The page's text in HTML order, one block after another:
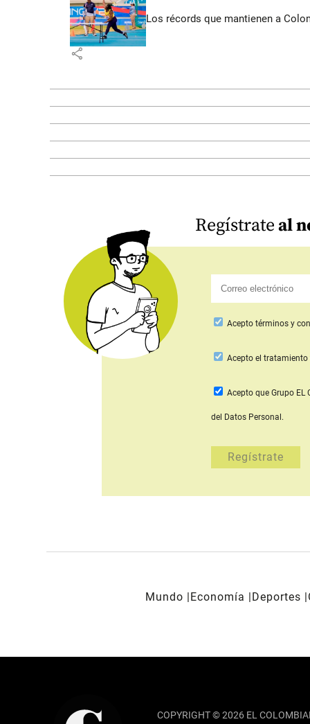
Los récords que mantienen a
share
Regístrateal
Acepto términos y
Aceptoel tratamiento
Acepto que Grupo EL
del Datos Personal.
Mundo Economía Deportes
COPYRIGHT © 2026 EL